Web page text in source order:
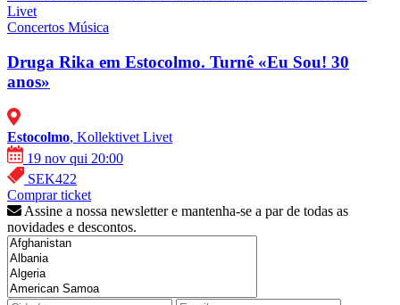
Livet
Concertos Música
Druga Rika em Estocolmo. Turnê «Eu Sou! 30
anos»
Estocolmo, Kollektivet Livet
19 nov qui 20:00
SEK422
Comprar ticket
Assine a nossa newsletter e mantenha-se a par de todas as
novidades e descontos.